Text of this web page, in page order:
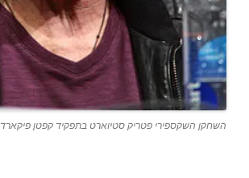
השחקן השקספירי פטריק סטיוארט בתפקיד קפטן פיקארד